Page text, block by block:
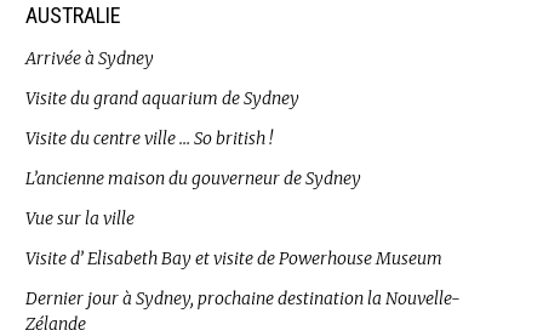
AUSTRALIE
Arrivée à Sydney
Visite du grand aquarium de Sydney
Visite du centre ville … So british !
L’ancienne maison du gouverneur de Sydney
Vue sur la ville
Visite d’ Elisabeth Bay et visite de Powerhouse Museum
Dernier jour à Sydney, prochaine destination la Nouvelle-
Zélande